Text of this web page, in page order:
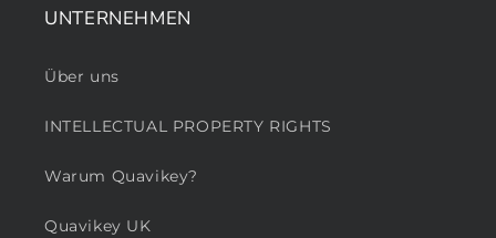
UNTERNEHMEN
Über uns
INTELLECTUAL PROPERTY RIGHTS
Warum Quavikey?
Quavikey UK